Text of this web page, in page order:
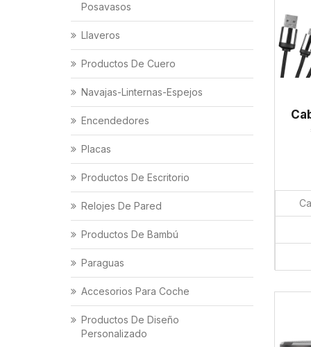
Posavasos
Llaveros
Productos De Cuero
Navajas-Linternas-Espejos
Encendedores
Placas
Productos De Escritorio
Relojes De Pared
Productos De Bambú
Paraguas
Accesorios Para Coche
Productos De Diseño
Personalizado